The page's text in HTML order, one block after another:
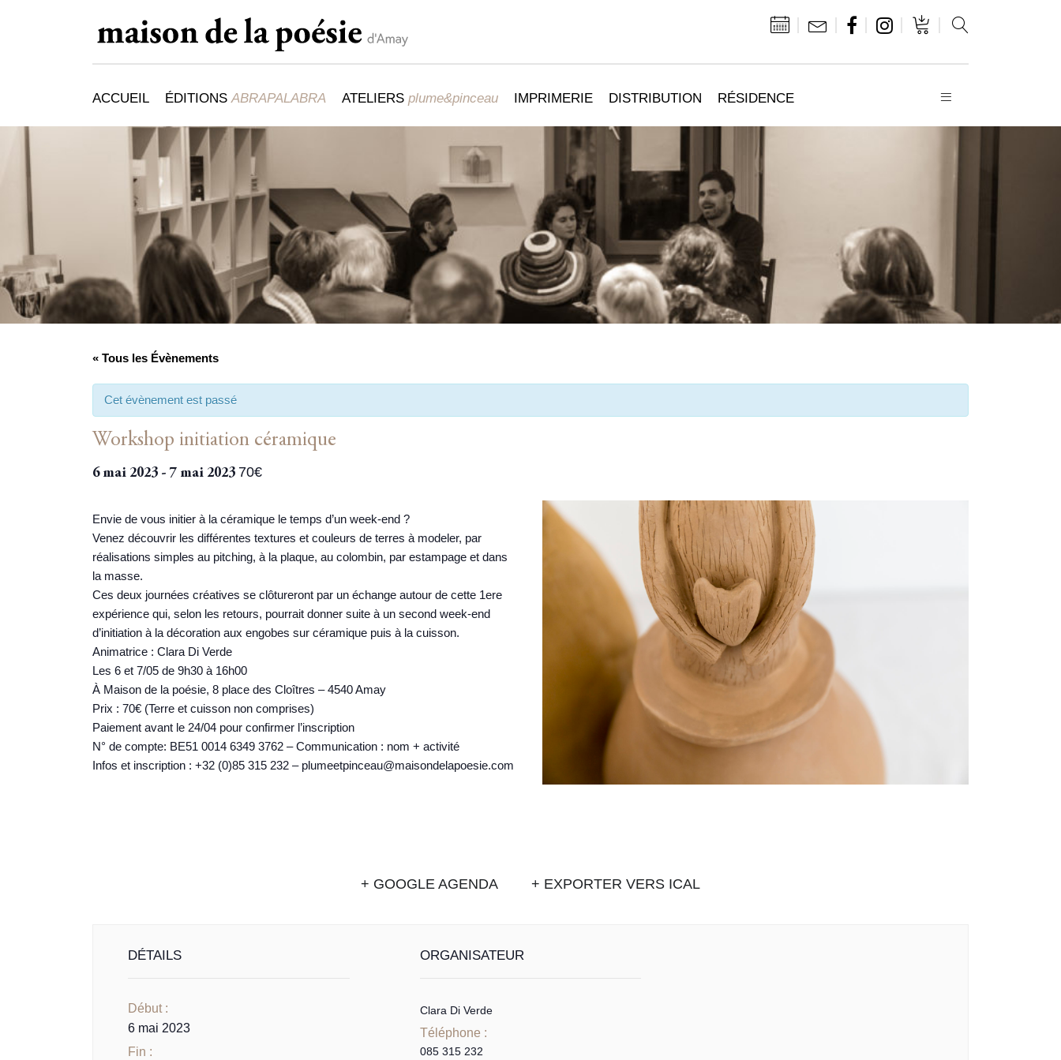
ACCUEIL ÉDITIONS ABRAPALABRA ATELIERS plume&pinceau IMPRIMERIE DISTRIBUTION RÉSIDENCE
« Tous les Évènements
Cet évènement est passé
Workshop initiation céramique
6 mai 2023 -7 mai 2023 70€
Envie de vous initier à la céramique le temps d’un week-end ?
Venez découvrir les différentes textures et couleurs de terres à modeler, par
réalisations simples au pitching, à la plaque, au colombin, par estampage et dans
la masse.
Ces deux journées créatives se clôtureront par un échange autour de cette 1ere
expérience qui, selon les retours, pourrait donner suite à un second week-end
d’initiation à la décoration aux engobes sur céramique puis à la cuisson.
Animatrice : Clara Di Verde
Les 6 et 7/05 de 9h30 à 16h00
À Maison de la poésie, 8 place des Cloîtres – 4540 Amay
Prix : 70€ (Terre et cuisson non comprises)
Paiement avant le 24/04 pour confirmer l’inscription
N° de compte: BE51 0014 6349 3762 – Communication : nom + activité
Infos et inscription : +32 (0)85 315 232 – plumeetpinceau@maisondelapoesie.com
+ GOOGLE AGENDA + EXPORTER VERS ICAL
DÉTAILS
Début :
6 mai 2023
Fin :
ORGANISATEUR
Clara Di Verde
Téléphone :
085 315 232